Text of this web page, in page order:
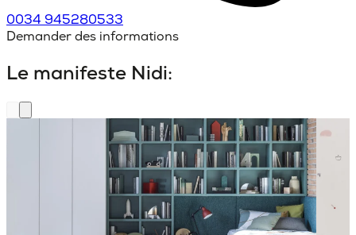
0034 945280533
Demander des informations
Le manifeste Nidi: